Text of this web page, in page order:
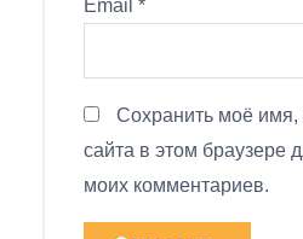
Email *
Сохранить моё имя,
сайта в этом браузере
моих комментариев.